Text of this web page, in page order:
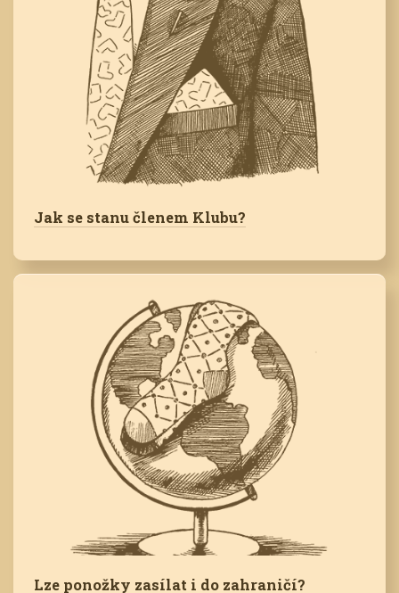
Jak se stanu členem Klubu?
Lze ponožky zasílat i do zahraničí?